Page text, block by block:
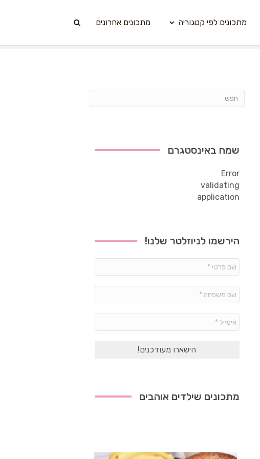
מתכונים לפי קטגוריה מתכונים אחרונים
שמח באינסטגרם
Error
validating
application
הירשמו לניוזלטר שלנו!
פרטי
משפחה
*
מתכונים שילדים אוהבים